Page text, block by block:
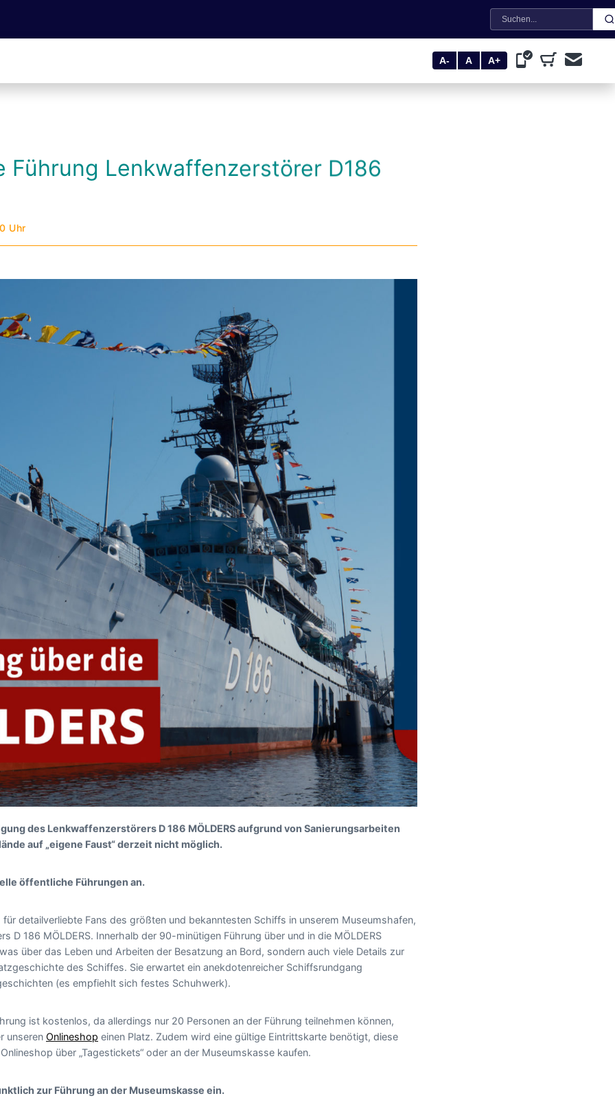
Suche
A- A A+
Führung Lenkwaffenzerstörer D186
Uhr
des Lenkwaffenzerstörers D 186 MÖLDERS aufgrund von Sanierungsarbeiten
auf „eigene Faust“ derzeit nicht möglich.
öffentliche Führungen an.
detailverliebte Fans des größten und bekanntesten Schiffs in unserem Museumshafen,
D 186 MÖLDERS. Innerhalb der 90-minütigen Führung über und in die MÖLDERS
über das Leben und Arbeiten der Besatzung an Bord, sondern auch viele Details zur
des Schiffes. Sie erwartet ein anekdotenreicher Schiffsrundgang
(es empfiehlt sich festes Schuhwerk).
ist kostenlos, da allerdings nur 20 Personen an der Führung teilnehmen können,
unseren Onlineshop einen Platz. Zudem wird eine gültige Eintrittskarte benötigt, diese
über „Tagestickets“ oder an der Museumskasse kaufen.
zur Führung an der Museumskasse ein.